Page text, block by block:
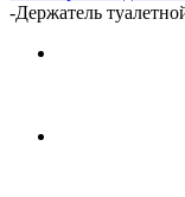
-Держатель